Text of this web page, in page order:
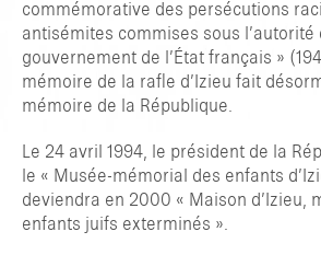
commémorative des persécutions
antisémites commises sous l’autorité
gouvernement de l’État français »
mémoire de la rafle d’Izieu fait
mémoire de la République.
Le 24 avril 1994, le président de la
le « Musée-mémorial des enfants
deviendra en 2000 « Maison d’Izieu,
enfants juifs exterminés ».